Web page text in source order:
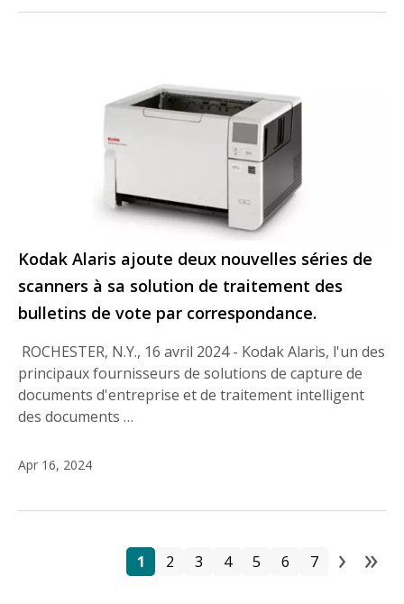
Kodak Alaris ajoute deux nouvelles séries de
scanners à sa solution de traitement des
bulletins de vote par correspondance.
ROCHESTER, N.Y., 16 avril 2024 - Kodak Alaris, l'un des
principaux fournisseurs de solutions de capture de
documents d'entreprise et de traitement intelligent
des documents …
Apr 16, 2024
Page
1 Page
2 Page
3 Page
4 Page
5 Page
6 Page
7 › »